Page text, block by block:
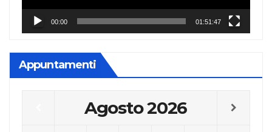
00:00 01:51:47
Appuntamenti
Agosto2026